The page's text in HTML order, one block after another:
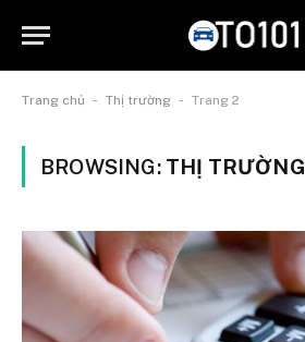
Trang chủ - Thị trường - Trang 2
BROWSING: THỊ TRƯỜNG